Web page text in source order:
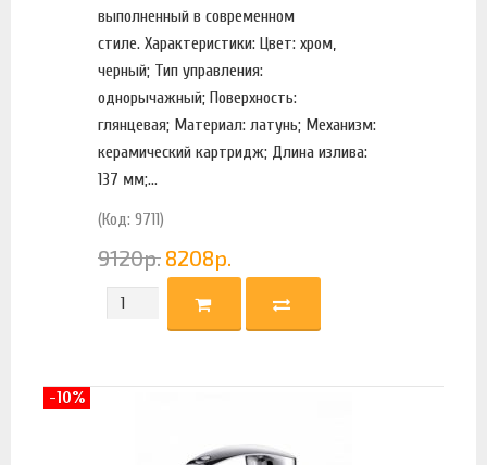
выполненный в современном
стиле. Характеристики: Цвет: хром,
черный; Тип управления:
однорычажный; Поверхность:
глянцевая; Материал: латунь; Механизм:
керамический картридж; Длина излива:
137 мм;...
(Код: 9711)
9120р. 8208р.
-10%